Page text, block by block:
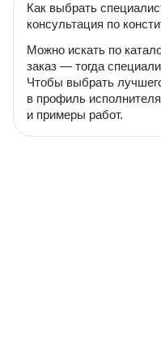
Как выбрать
консультация по
Можно искать по
заказ — тогда
Чтобы выбрать
в профиль
и примеры работ.